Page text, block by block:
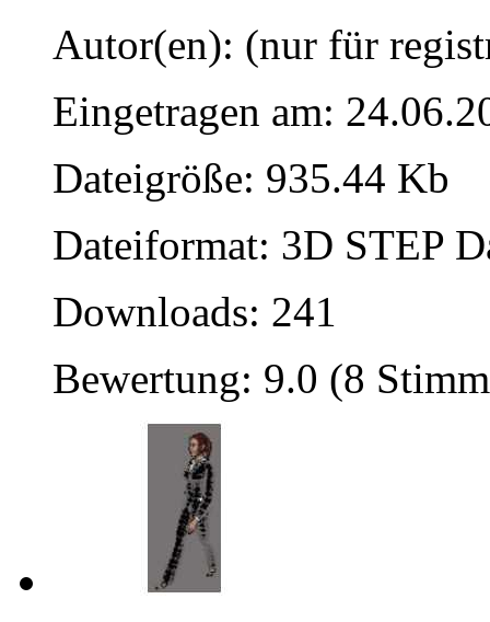
Autor(en): (nur für
Eingetragen am:
Dateigröße: 935.44 Kb
Dateiformat: 3D STEP
Downloads: 241
Bewertung: 9.0 (8